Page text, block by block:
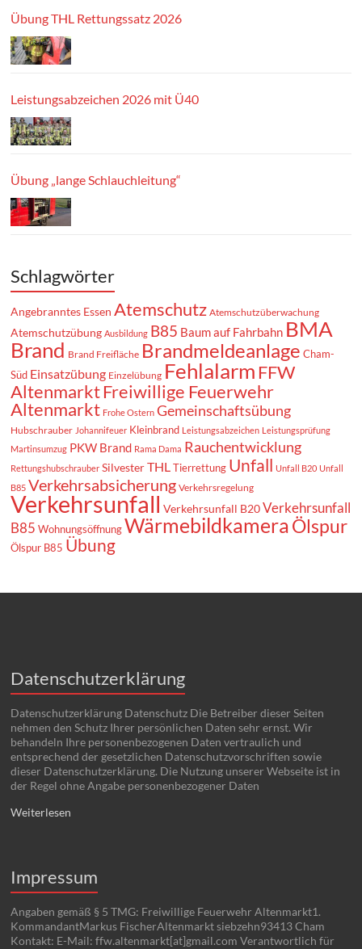
Übung THL Rettungssatz 2026
Leistungsabzeichen 2026 mit Ü40
Übung „lange Schlauchleitung“
Schlagwörter
Angebranntes Essen Atemschutz Atemschutzüberwachung
Atemschutzübung Ausbildung B85 Baum auf Fahrbahn BMA
Brand Brand Freifläche Brandmeldeanlage Cham-
Süd Einsatzübung Einzelübung Fehlalarm FFW
AltenmarktFreiwillige Feuerwehr
Altenmarkt Frohe Ostern Gemeinschaftsübung
Hubschrauber Johannifeuer Kleinbrand Leistungsabzeichen Leistungsprüfung
Martinsumzug PKW Brand Rama Dama Rauchentwicklung
Rettungshubschrauber Silvester THL Tierrettung Unfall Unfall B20 Unfall
B85 Verkehrsabsicherung Verkehrsregelung
Verkehrsunfall Verkehrsunfall B20 Verkehrsunfall
B85 Wohnungsöffnung WärmebildkameraÖlspur
Ölspur B85 Übung
Datenschutzerklärung
Datenschutzerklärung Datenschutz Die Betreiber dieser Seiten
nehmen den Schutz Ihrer persönlichen Daten sehr ernst. Wir
behandeln Ihre personenbezogenen Daten vertraulich und
entsprechend der gesetzlichen Datenschutzvorschriften sowie
dieser Datenschutzerklärung. Die Nutzung unserer Webseite ist in
der Regel ohne Angabe personenbezogener Daten
Weiterlesen
Impressum
Angaben gemäß § 5 TMG: Freiwillige Feuerwehr Altenmarkt1.
KommandantMarkus FischerAltenmarkt siebzehn93413 Cham
Kontakt: E-Mail: ffw.altenmarkt[at]gmail.com Verantwortlich für